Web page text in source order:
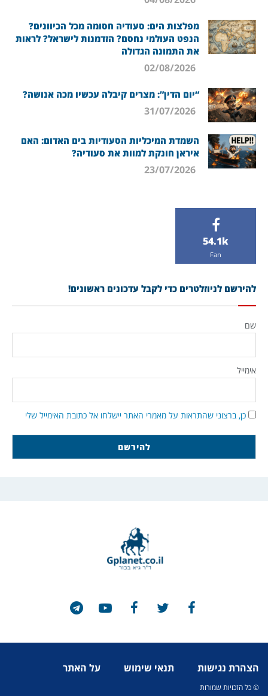
מפלצות הים: סעודיה חסומה מכל הכיוונים?
הנפט העולמי נחסם? הזדמנות לישראל? לראות
את התמונה הגדולה
“יום הדין”: מצרים קיבלה עכשיו מכה אנושה?
השמדת המיכליות הסעודיות בים האדום: האם
איראן חונקת למוות את סעודיה?
54.1k
Fan
להירשם לניוזלטרים כדי לקבל עדכונים ראשונים!
שם
אימייל
כן, ברצוני שהתראות על מאמרי האתר יישלחו אל כתובת האימייל שלי
הצהרת נגישות תנאי שימוש על האתר
© כל הזכויות שמורות